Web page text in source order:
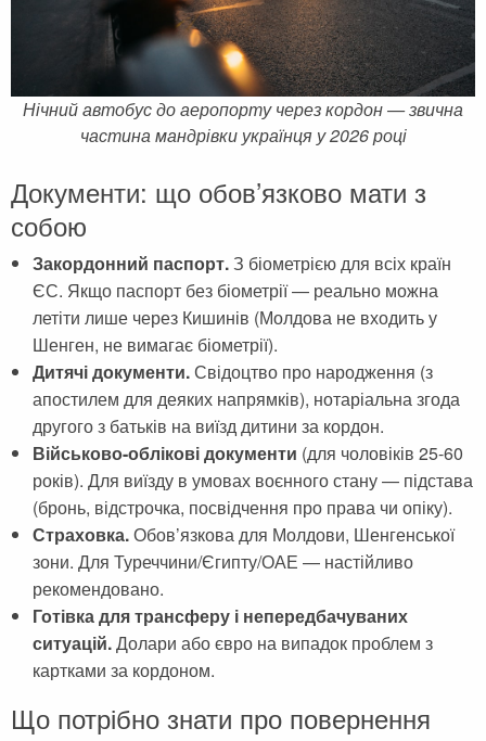
Нічний автобус до аеропорту через кордон — звична
частина мандрівки українця у 2026 році
Документи: що обов’язково мати з
собою
Закордонний паспорт.З біометрією для всіх країн
ЄС. Якщо паспорт без біометрії — реально можна
летіти лише через Кишинів (Молдова не входить у
Шенген, не вимагає біометрії).
Дитячі документи.Свідоцтво про народження (з
апостилем для деяких напрямків), нотаріальна згода
другого з батьків на виїзд дитини за кордон.
Військово-облікові документи (для чоловіків 25-60
років). Для виїзду в умовах воєнного стану — підстава
(бронь, відстрочка, посвідчення про права чи опіку).
Страховка.Обов’язкова для Молдови, Шенгенської
зони. Для Туреччини/Єгипту/ОАЕ — настійливо
рекомендовано.
Готівка для трансферу і непередбачуваних
ситуацій.Долари або євро на випадок проблем з
картками за кордоном.
Що потрібно знати про повернення